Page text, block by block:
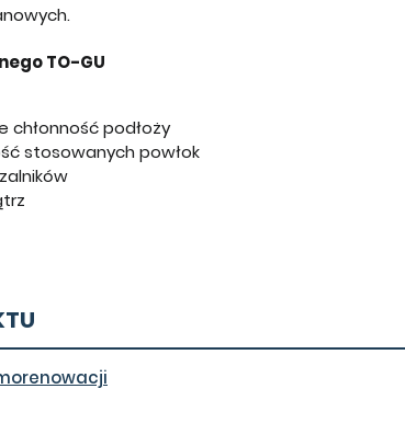
TO-GU
chłonność podłoży
stosowanych powłok